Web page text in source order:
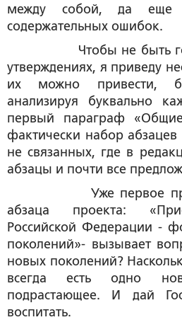
между собой, да еще
содержательных ошибок.
Чтобы не быть
утверждениях, я приведу
их можно привести,
анализируя буквально
первый параграф
фактически набор абзацев
не связанных, где в
абзацы и почти все
Уже первое
абзаца проекта:
Российской Федерации -
поколений»- вызывает
новых поколений?
всегда есть одно
подрастающее. И дай
воспитать.